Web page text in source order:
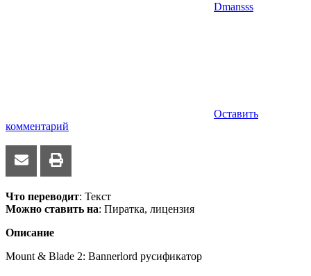
Dmansss
Оставить
комментарий
Что переводит: Текст
Можно ставить на: Пиратка, лицензия
Описание
Mount & Blade 2: Bannerlord русификатор